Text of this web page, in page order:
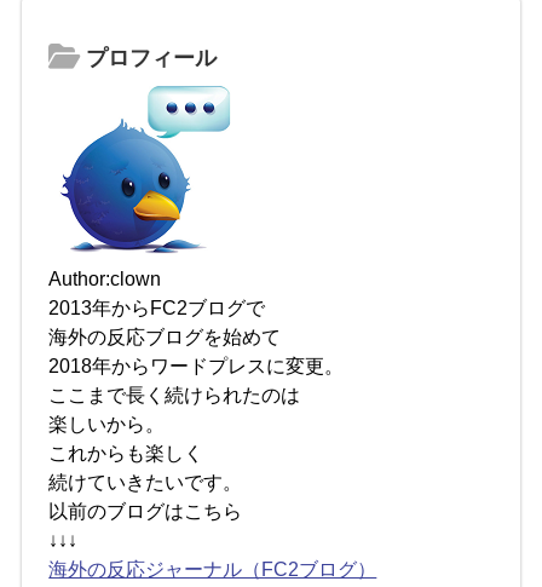
プロフィール
Author:clown
2013年からFC2ブログで
海外の反応ブログを始めて
2018年からワードプレスに変更。
ここまで長く続けられたのは
楽しいから。
これからも楽しく
続けていきたいです。
以前のブログはこちら
↓↓↓
海外の反応ジャーナル（FC2ブログ）